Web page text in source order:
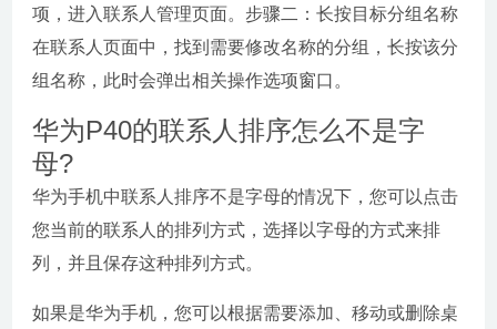
项，进入联系人管理页面。步骤二：长按目标分组名称
在联系人页面中，找到需要修改名称的分组，长按该分
组名称，此时会弹出相关操作选项窗口。
华为P40的联系人排序怎么不是字
母?
华为手机中联系人排序不是字母的情况下，您可以点击
您当前的联系人的排列方式，选择以字母的方式来排
列，并且保存这种排列方式。
如果是华为手机，您可以根据需要添加、移动或删除桌